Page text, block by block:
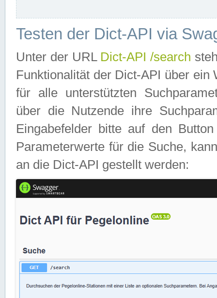
Testen der Dict-API via
Unter der URL Dict-API /search
Funktionalität der Dict-API über
für alle unterstützten
über die Nutzende ihre
Eingabefelder bitte auf den
Parameterwerte für die Suche,
an die Dict-API gestellt werden: